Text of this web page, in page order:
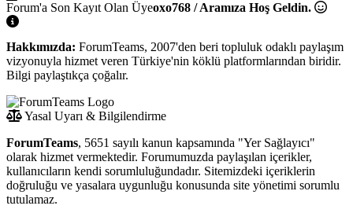
Forum'a Son Kayıt Olan Üyeoxo768 / Aramıza Hoş Geldin.
Hakkımızda: ForumTeams, 2007'den beri topluluk odaklı paylaşım
vizyonuyla hizmet veren Türkiye'nin köklü platformlarından biridir.
Bilgi paylaştıkça çoğalır.
Yasal Uyarı & Bilgilendirme
ForumTeams, 5651 sayılı kanun kapsamında "Yer Sağlayıcı"
olarak hizmet vermektedir. Forumumuzda paylaşılan içerikler,
kullanıcıların kendi sorumluluğundadır. Sitemizdeki içeriklerin
doğruluğu ve yasalara uygunluğu konusunda site yönetimi sorumlu
tutulamaz.